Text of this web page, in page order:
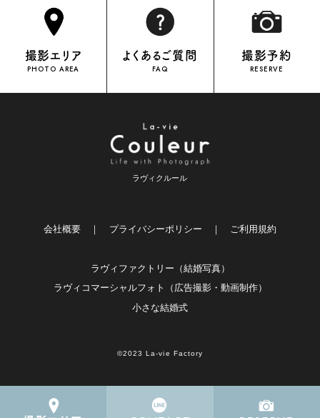
撮影エリア
PHOTO AREA
よくあるご質問
FAQ
撮影予約
RESERVE
ラヴィクルール
会社概要 ｜ プライバシーポリシー ｜ ご利用規約
ラヴィファクトリー（結婚写真）
ラヴィコマーシャルフォト（広告撮影・動画制作）
小さな結婚式
©2023 La-vie Factory